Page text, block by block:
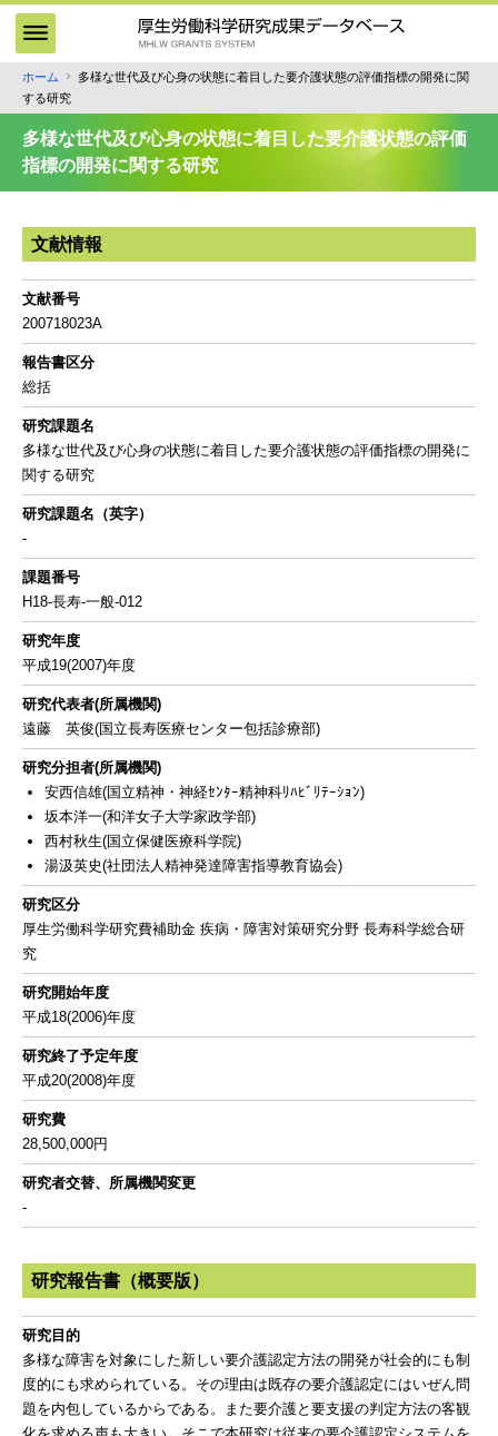
ン
ン
パ
ン
く
ず
ホーム
多様な世代及び心身の状態に着目した要介護状態の評価指標の開発に関
する研究
多様な世代及び心身の状態に着目した要介護状態の評価
指標の開発に関する研究
文献情報
文献番号
200718023A
報告書区分
総括
研究課題名
多様な世代及び心身の状態に着目した要介護状態の評価指標の開発に
関する研究
研究課題名（英字）
-
課題番号
H18-長寿-一般-012
研究年度
平成19(2007)年度
研究代表者(所属機関)
遠藤 英俊(国立長寿医療センター包括診療部)
研究分担者(所属機関)
安西信雄(国立精神・神経ｾﾝﾀｰ精神科ﾘﾊﾋﾞﾘﾃｰｼｮﾝ)
坂本洋一(和洋女子大学家政学部)
西村秋生(国立保健医療科学院)
湯汲英史(社団法人精神発達障害指導教育協会)
研究区分
厚生労働科学研究費補助金 疾病・障害対策研究分野 長寿科学総合研
究
研究開始年度
平成18(2006)年度
研究終了予定年度
平成20(2008)年度
研究費
28,500,000円
研究者交替、所属機関変更
-
研究報告書（概要版）
研究目的
多様な障害を対象にした新しい要介護認定方法の開発が社会的にも制
度的にも求められている。その理由は既存の要介護認定にはいぜん問
題を内包しているからである。また要介護と要支援の判定方法の客観